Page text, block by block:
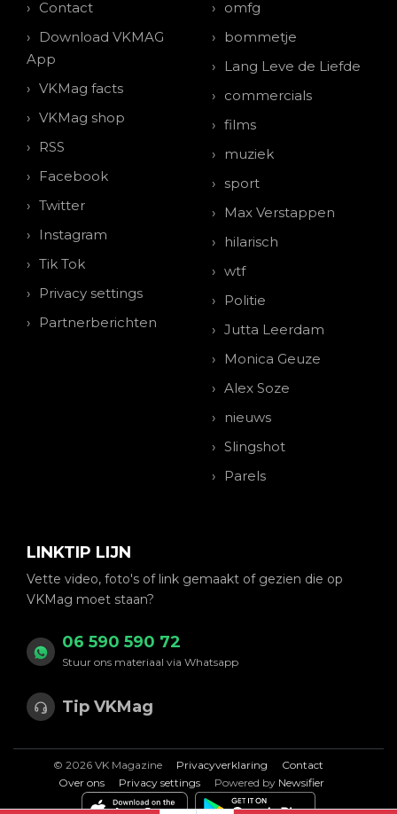
Contact
Download VKMAG
App
VKMag facts
VKMag shop
RSS
Facebook
Twitter
Instagram
Tik Tok
Privacy settings
Partnerberichten
omfg
bommetje
Lang Leve de Liefde
commercials
films
muziek
sport
Max Verstappen
hilarisch
wtf
Politie
Jutta Leerdam
Monica Geuze
Alex Soze
nieuws
Slingshot
Parels
LINKTIP LIJN
Vette video, foto's of link gemaakt of gezien die op
VKMag moet staan?
06 590 590 72
Stuur ons materiaal via Whatsapp
Tip VKMag
© 2026 VK Magazine Privacyverklaring
Contact
Over ons
Privacy settings Powered by Newsifier